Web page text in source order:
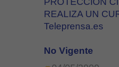
REALIZA UN
Teleprensa.es
No Vigente